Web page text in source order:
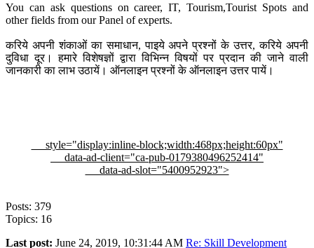
You can ask questions on career, IT, Tourism,Tourist Spots and
other fields from our Panel of experts.
करिये अपनी शंकाओं का समाधान, पाइये अपने प्रश्नों के उत्तर, करिये अपनी
दुविधा दूर। हमारे विशेषज्ञों द्वारा विभिन्न विषयों पर प्रदान की जाने वाली
जानकारी का लाभ उठायें। ऑनलाइन प्रश्नों के ऑनलाइन उत्तर पायें।
style="display:inline-block;width:468px;height:60px"
data-ad-client="ca-pub-0179380496252414"
data-ad-slot="5400952923">
Posts: 379
Topics: 16
Last post: June 24, 2019, 10:31:44 AM Re: Skill Development